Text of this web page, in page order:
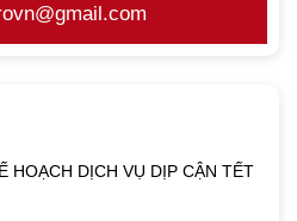
HOẠCH DỊCH VỤ DỊP CẬN TẾT